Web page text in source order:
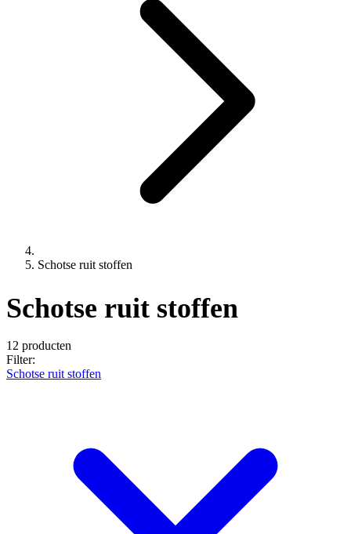
Schotse ruit stoffen
Schotse ruit stoffen
12 producten
Filter:
Schotse ruit stoffen